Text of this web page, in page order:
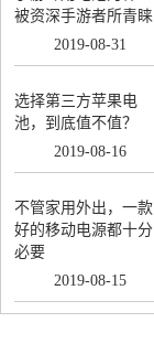
被资深手游者所青睐
2019-08-31
选择第三方苹果电
池，到底值不值？
2019-08-16
不管家用外出，一款
好的移动电源都十分
必要
2019-08-15